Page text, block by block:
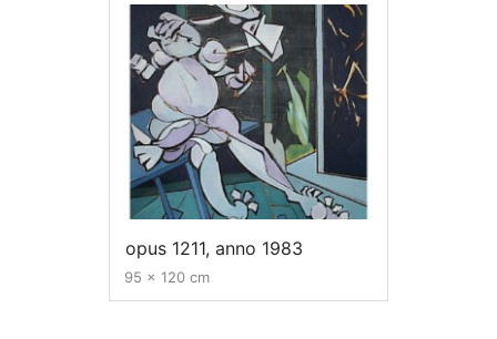
opus 1211, anno 1983
95 x 120 cm